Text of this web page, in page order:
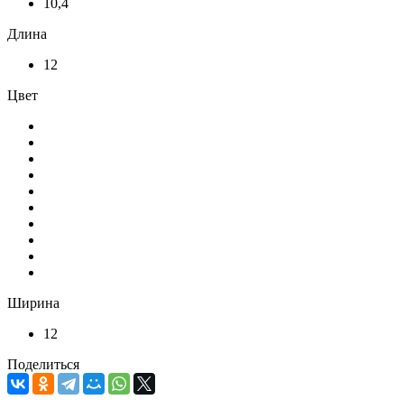
Длина
12
Цвет
Ширина
12
Поделиться